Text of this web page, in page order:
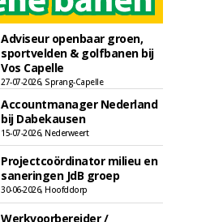
Adviseur openbaar groen,
sportvelden & golfbanen bij
Vos Capelle
27-07-2026, Sprang-Capelle
Accountmanager Nederland
bij Dabekausen
15-07-2026, Nederweert
Projectcoördinator milieu en
saneringen JdB groep
30-06-2026, Hoofddorp
Werkvoorbereider /